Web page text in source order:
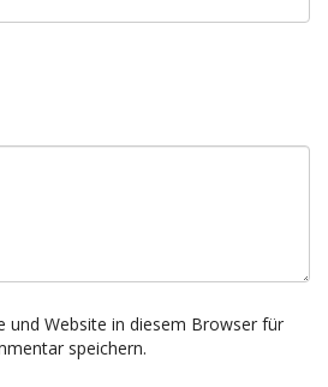
und Website in diesem Browser für
speichern.